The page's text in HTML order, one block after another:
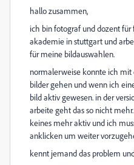
hallo zusammen,
ich bin fotograf und dozent
akademie in stuttgart und
für meine bildauswahlen.
normalerweise konnte ich mit
bilder gehen und wenn ich
bild aktiv gewesen. in der
arbeite geht das so nicht
keines mehr aktiv und ich
anklicken um weiter
kennt jemand das problem